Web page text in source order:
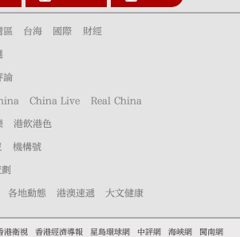
區 台海 國際 財經
論
China Live Real China
港飲港色
機構號
各地動態 港澳速遞 大文健康
港衛視 香港經濟導報 星島環球網 中評網 海峽網
閩南網